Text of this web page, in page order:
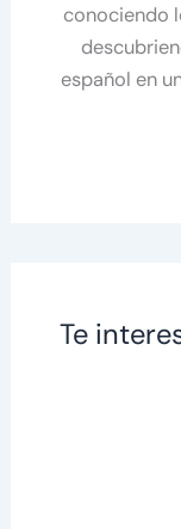
conociendo
español en
Te